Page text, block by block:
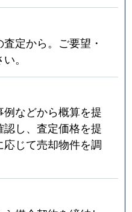
定から。ご要望・
。
などから概算を提
し、査定価格を提
じて売却物件を調